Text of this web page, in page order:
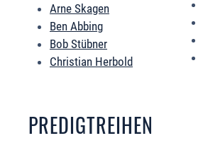
Arne Skagen
Ben Abbing
Bob Stübner
Christian Herbold
PREDIGTREIHEN